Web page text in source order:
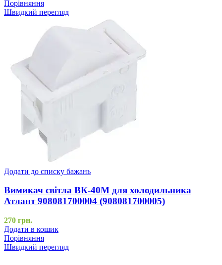
Порівняння
Швидкий перегляд
Додати до списку бажань
Вимикач світла ВК-40М для холодильника
Атлант 908081700004 (908081700005)
270 грн.
Додати в кошик
Порівняння
Швидкий перегляд